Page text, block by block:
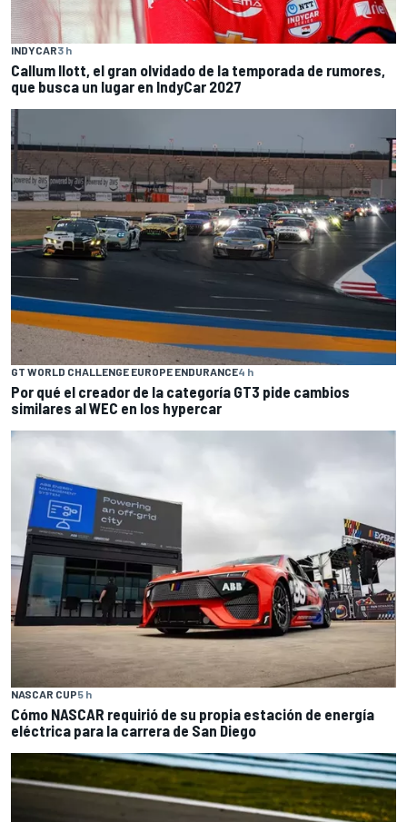
INDYCAR3 h
Callum Ilott, el gran olvidado de la temporada de rumores,
que busca un lugar en IndyCar 2027
GT WORLD CHALLENGE EUROPE ENDURANCE4 h
Por qué el creador de la categoría GT3 pide cambios
similares al WEC en los hypercar
NASCAR CUP5 h
Cómo NASCAR requirió de su propia estación de energía
eléctrica para la carrera de San Diego